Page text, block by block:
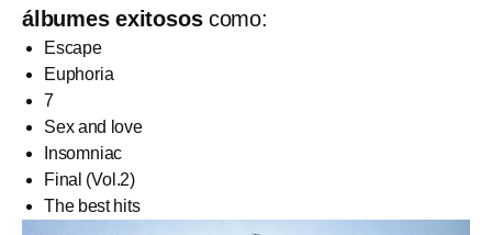
álbumes exitososcomo:
Escape
Euphoria
7
Sex and love
Insomniac
Final (Vol.2)
The best hits